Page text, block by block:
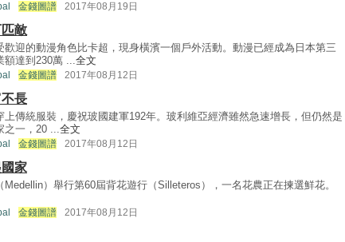
金錢圖譜 2017年08月19日
敵
歡迎的動漫角色比卡超，現身橫濱一個戶外活動。動漫已經成為日本第三
額達到230萬 ...全文
金錢圖譜 2017年08月12日
長
上傳統服裝，慶祝玻國建軍192年。玻利維亞經濟雖然急速增長，但仍然是
之一，20 ...全文
金錢圖譜 2017年08月12日
家
）舉行第60屆背花遊行（Silleteros），一名花農正在揀選鮮花。
金錢圖譜 2017年08月12日